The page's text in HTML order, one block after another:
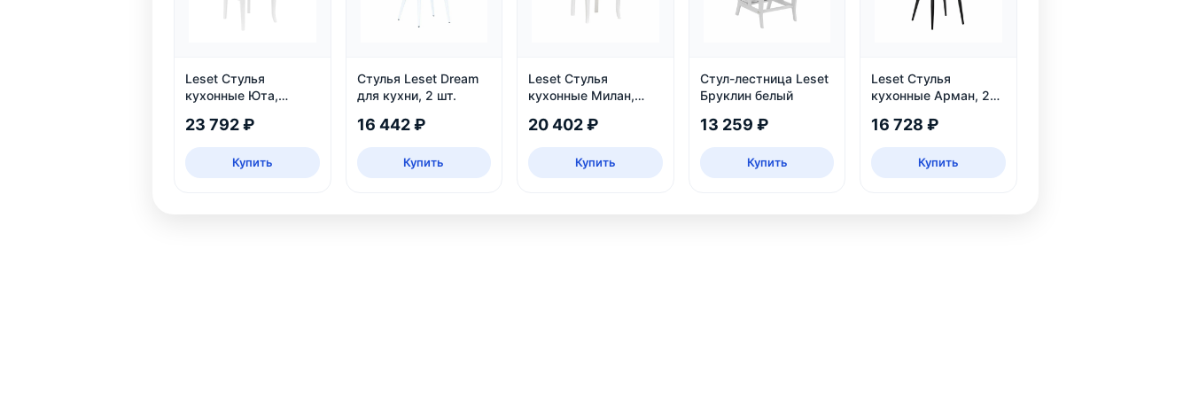
Leset Стулья
кухонные Юта,
серебро
23 792 ₽
Купить
Стулья Leset Dream
для кухни, 2 шт.
16 442 ₽
Купить
Leset Стулья
кухонные Милан,
20 402 ₽
Купить
Стул-лестница Leset
Бруклин белый
13 259 ₽
Купить
Leset Стулья
кухонные Арман, 2
16 728 ₽
Купить